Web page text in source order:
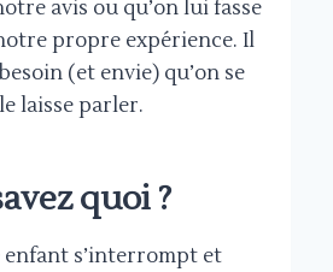
avis ou qu’on lui fasse
propre expérience. Il
(et envie) qu’on se
laisse parler.
quoi ?
s’interrompt et